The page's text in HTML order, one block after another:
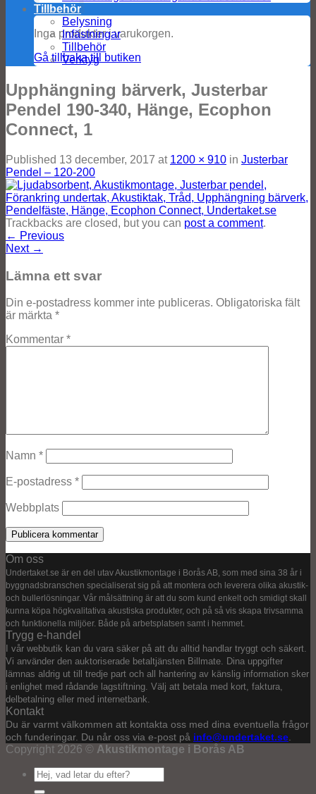
Inga produkter i varukorgen.
Gå tillbaka till butiken
Tillbehör
Belysning
Infästningar
Tillbehör
Verktyg
Upphängning bärverk, Justerbar
Pendel 190-340, Hänge, Ecophon
Connect, 1
Published 13 december, 2017 at 1200 × 910 in Justerbar
Pendel – 120-200
Trackbacks are closed, but you can post a comment.
← Previous
Next →
Lämna ett svar
Din e-postadress kommer inte publiceras. Obligatoriska fält
är märkta *
Kommentar *
Namn *
E-postadress *
Webbplats
Om oss
Undertaket.se är en del utav Akustikmontage i Borås AB, som med sina 38 år i
byggnadsbranschen specialiserat sig på att montera och leverera olika akustik-
och bullerlösningar. Vår målsättning är att du som kund enkelt och smidigt skall
kunna köpa högkvalitativa akustiska produkter, och på så vis skapa trivsamma
och funktionella miljöer. Både på arbetsplatsen samt i hemmet.
Trygg e-handel
I vår webbutik kan du vara säker på att du alltid handlar tryggt och säkert.
Vi använder den auktoriserade betaltjänsten Billmate. Dina uppgifter
lämnas aldrig ut till tredje part och all hantering av känslig information sker
i enlighet med rådande lagstiftning. Välj att betala med kort, faktura,
delbetalning eller med internetbank.
Kontakt
Du är varmt välkommen att kontakta oss med dina eventuella frågor
och funderingar. Du når oss via e-post på info@undertaket.se.
Copyright 2026 © Akustikmontage i Borås AB
Sök
efter: